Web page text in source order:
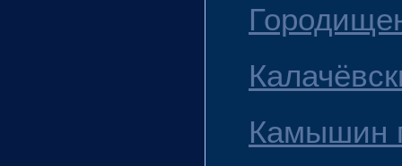
Камышин